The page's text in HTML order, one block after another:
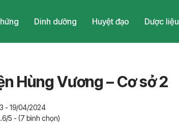
Dinh dưỡng Huyệt đạo Dược liệu
Hùng Vương – Cơ sở 2
- 19/04/2024
5 - (7 bình chọn)